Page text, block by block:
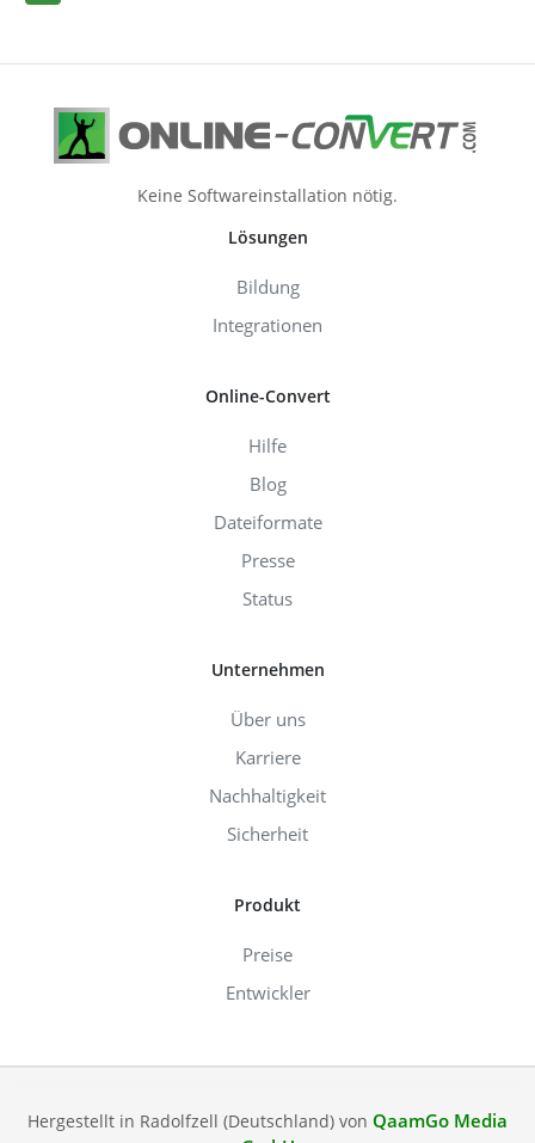
Keine Softwareinstallation nötig.
Lösungen
Bildung
Integrationen
Online-Convert
Hilfe
Blog
Dateiformate
Presse
Status
Unternehmen
Über uns
Karriere
Nachhaltigkeit
Sicherheit
Produkt
Preise
Entwickler
Hergestellt in Radolfzell (Deutschland) von QaamGo Media